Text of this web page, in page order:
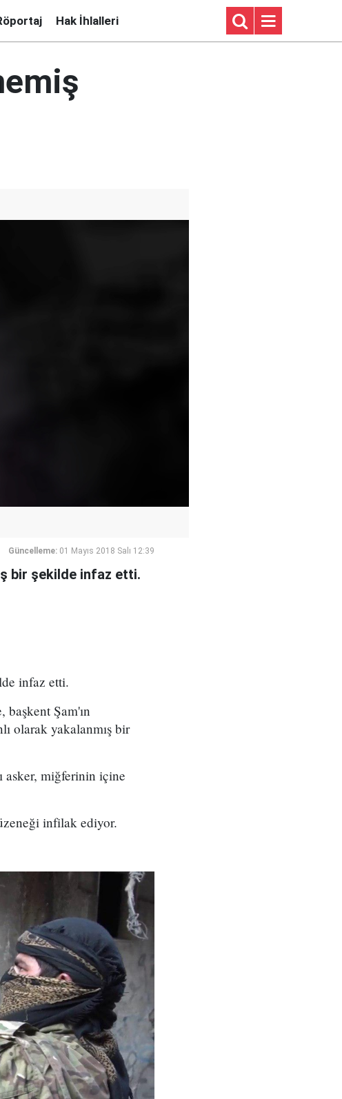
Hak İhlalleri
Güncelleme: 01 Mayıs 2018 Salı 12:39
bir şekilde infaz etti.
infaz etti.
başkent Şam'ın
olarak yakalanmış bir
asker, miğferinin içine
infilak ediyor.